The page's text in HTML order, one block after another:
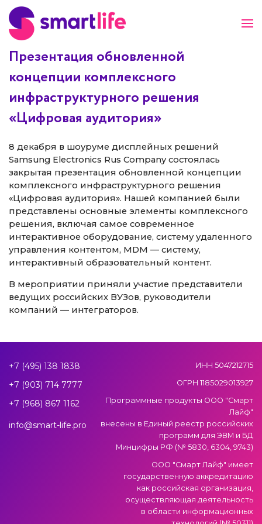
НАШИ РЕШЕНИЯ
О КОМПАНИИ
НОВОСТИ
F.A.Q
РЕАЛИЗОВАННЫЕ ПРОЕКТЫ
Презентация обновленной
концепции комплексного
инфраструктурного решения
«Цифровая аудитория»
8 декабря в шоуруме дисплейных решений
Samsung Electronics Rus Company состоялась
закрытая презентация обновленной концепции
комплексного инфраструктурного решения
«Цифровая аудитория». Нашей компанией были
представлены основные элементы комплексного
решения, включая самое современное
интерактивное оборудование, систему удаленного
управления контентом, MDM — систему,
интерактивный образовательный контент.
В мероприятии приняли участие представители
ведущих российских ВУЗов, руководители
компаний — интеграторов.
+7 (495) 138 1838
+7 (903) 714 7777
+7 (968) 867 1162
info@smart-life.pro
ИНН 5047212715
ОГРН 1185029013927
Программные продукты ООО "Смарт
Лайф"
внесены в Единый реестр российских
программ для ЭВМ и БД
Минцифры РФ (№ 5830, 6304, 9743)
ООО "Смарт Лайф" имеет
государственную аккредитацию
как российская организация,
осуществляющая деятельность
в области информационных